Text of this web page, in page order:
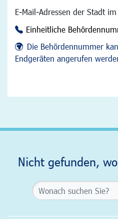
E-Mail-Adressen der Stadt im
Einheitliche
Die Behördennummer
Endgeräten angerufen
Nicht gefunden,